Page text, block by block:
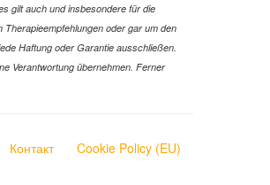
gilt auch und insbesondere für die
oder gar um den
Haftung oder Garantie ausschließen.
Verantwortung übernehmen. Ferner
Контакт Cookie Policy (EU)